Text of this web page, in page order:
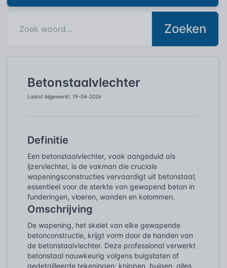
Zoeken
Betonstaalvlechter
Laatst bijgewerkt: 19-04-2026
Definitie
Een betonstaalvlechter, vaak aangeduid als
ijzervlechter, is de vakman die cruciale
wapeningsconstructies vervaardigt uit betonstaal;
essentieel voor de sterkte van gewapend beton in
funderingen, vloeren, wanden en kolommen.
Omschrijving
De wapening, het skelet van elke gewapende
betonconstructie, krijgt vorm door de handen van
de betonstaalvlechter. Deze professional verwerkt
betonstaal nauwkeurig volgens buigstaten of
gedetailleerde tekeningen; knippen, buigen, alles